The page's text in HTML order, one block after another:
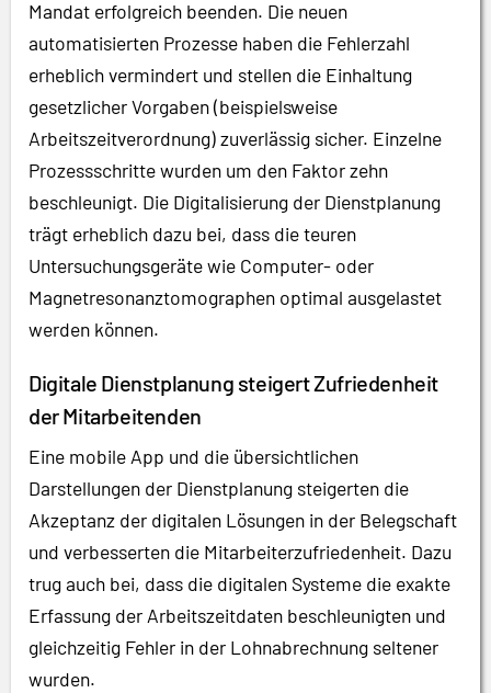
Mandat erfolgreich beenden. Die neuen
automatisierten Prozesse haben die Fehlerzahl
erheblich vermindert und stellen die Einhaltung
gesetzlicher Vorgaben (beispielsweise
Arbeitszeitverordnung) zuverlässig sicher. Einzelne
Prozessschritte wurden um den Faktor zehn
beschleunigt. Die Digitalisierung der Dienstplanung
trägt erheblich dazu bei, dass die teuren
Untersuchungsgeräte wie Computer- oder
Magnetresonanztomographen optimal ausgelastet
werden können.
Digitale Dienstplanung steigert Zufriedenheit
der Mitarbeitenden
Eine mobile App und die übersichtlichen
Darstellungen der Dienstplanung steigerten die
Akzeptanz der digitalen Lösungen in der Belegschaft
und verbesserten die Mitarbeiterzufriedenheit. Dazu
trug auch bei, dass die digitalen Systeme die exakte
Erfassung der Arbeitszeitdaten beschleunigten und
gleichzeitig Fehler in der Lohnabrechnung seltener
wurden.